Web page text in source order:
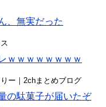
、無実だった
ｗｗｗｗｗｗｗｗ
ー｜2chまとめブログ
の駄菓子が届いたぞ